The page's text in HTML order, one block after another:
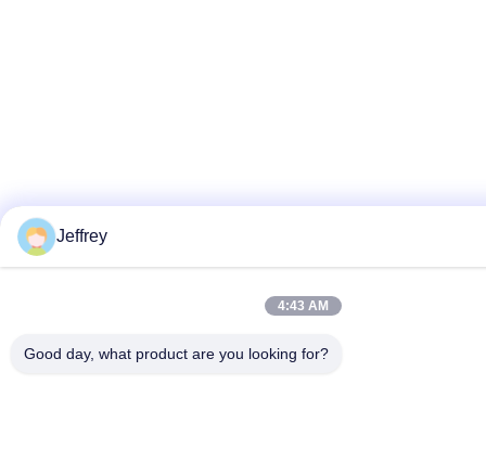
Jeffrey
4:43 AM
Good day, what product are you looking for?